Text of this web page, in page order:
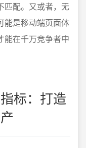
匹配。又或者，无
能是移动端页面体
能在千万竞争者中
标：打造